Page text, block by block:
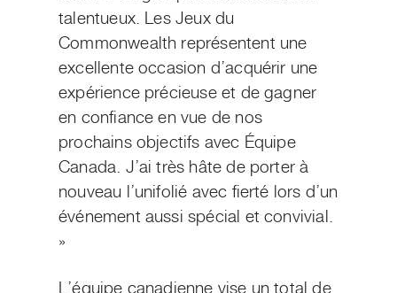
talentueux. Les Jeux du
Commonwealth représentent une
excellente occasion d’acquérir une
expérience précieuse et de gagner
en confiance en vue de nos
prochains objectifs avec Équipe
Canada. J’ai très hâte de porter à
nouveau l’unifolié avec fierté lors d’un
événement aussi spécial et convivial.
»
L’équipe canadienne vise un total de